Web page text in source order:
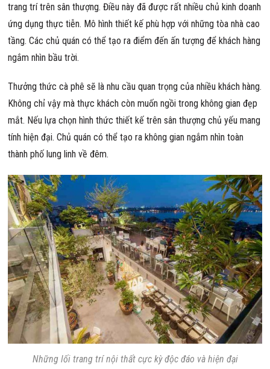
trang trí trên sân thượng. Điều này đã được rất nhiều chủ kinh doanh
ứng dụng thực tiễn. Mô hình thiết kế phù hợp với những tòa nhà cao
tầng. Các chủ quán có thể tạo ra điểm đến ấn tượng để khách hàng
ngắm nhìn bầu trời.
Thưởng thức cà phê sẽ là nhu cầu quan trọng của nhiều khách hàng.
Không chỉ vậy mà thực khách còn muốn ngồi trong không gian đẹp
mắt. Nếu lựa chọn hình thức thiết kế trên sân thượng chủ yếu mang
tính hiện đại. Chủ quán có thể tạo ra không gian ngắm nhìn toàn
thành phố lung linh về đêm.
Những lối trang trí nội thất cực kỳ độc đáo và hiện đại